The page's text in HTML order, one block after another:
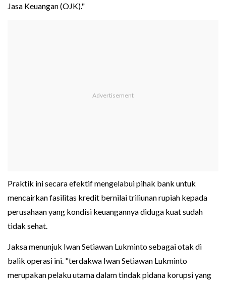
Jasa Keuangan (OJK)."
Praktik ini secara efektif mengelabui pihak bank untuk
mencairkan fasilitas kredit bernilai triliunan rupiah kepada
perusahaan yang kondisi keuangannya diduga kuat sudah
tidak sehat.
Jaksa menunjuk Iwan Setiawan Lukminto sebagai otak di
balik operasi ini. "terdakwa Iwan Setiawan Lukminto
merupakan pelaku utama dalam tindak pidana korupsi yang